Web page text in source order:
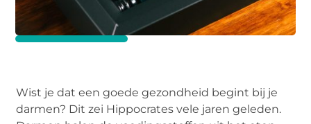
Wist je dat een goede gezondheid begint bij je
darmen? Dit zei Hippocrates vele jaren geleden.